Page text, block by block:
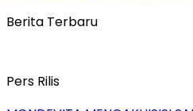
Berita Terbaru
Pers Rilis